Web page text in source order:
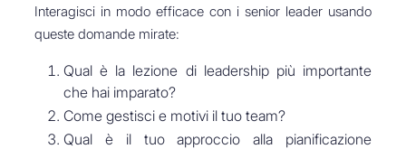
Interagisci in modo efficace con i senior leader usando
queste domande mirate:
Qual è la lezione di leadership più importante
che hai imparato?
Come gestisci e motivi il tuo team?
Qual è il tuo approccio alla pianificazione